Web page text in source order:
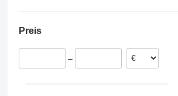
Bovenden
Belgien
Preis
–